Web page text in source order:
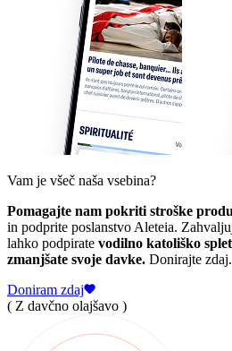
Vam je všeč naša vsebina?
Pomagajte nam pokriti stroške
in podprite poslanstvo Aleteia.
lahko podpirate vodilno katoliško
zmanjšate svoje davke. Donirajte zdaj.
Doniram zdaj
( Z davčno olajšavo )